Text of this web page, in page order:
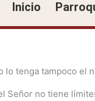
Inicio
tenga tampoco el